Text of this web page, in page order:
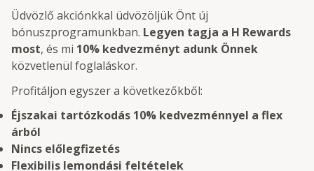
Üdvözlő akciónkkal üdvözöljük Önt új
bónuszprogramunkban. Legyen tagja a H Rewards
most, és mi 10% kedvezményt adunk Önnek
közvetlenül foglaláskor.
Profitáljon egyszer a következőkből:
Éjszakai tartózkodás 10% kedvezménnyel a flex
árból
Nincs előlegfizetés
Flexibilis lemondási feltételek